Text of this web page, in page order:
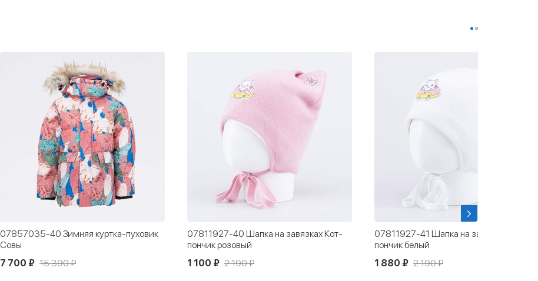
07857035-40 Зимняя куртка-пуховик
Совы
7 700 ₽ 15 390 ₽
07811927-40 Шапка на завязках Кот-
пончик розовый
1 100 ₽ 2 190 ₽
07811927-41 Шапка на завязках Кот-
пончик белый
1 880 ₽ 2 190 ₽